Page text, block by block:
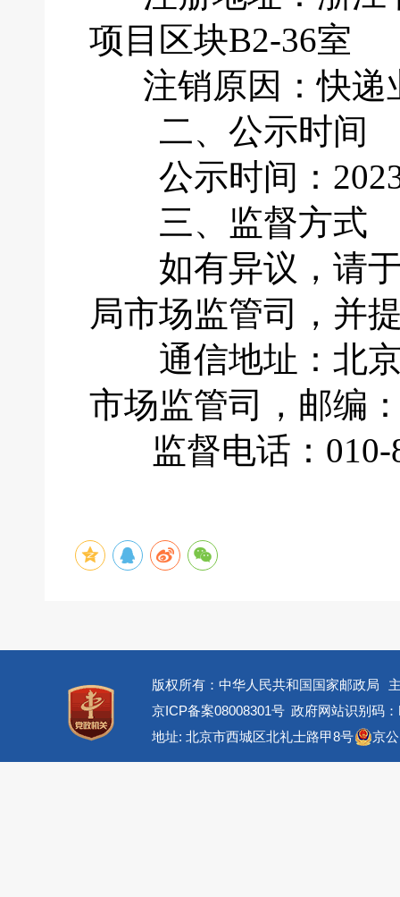
项目区块B2-36室
注销原因：快递
二、公示时间
公示时间：2023
三、监督方式
如有异议，请于
局市场监管司，并
通信地址：北京
市场监管司，邮编
监督电话：010-
版权所有：中华人民共和国国家邮政局
京ICP备案08008301号 政府网站识别码
地址: 北京市西城区北礼士路甲8号
京